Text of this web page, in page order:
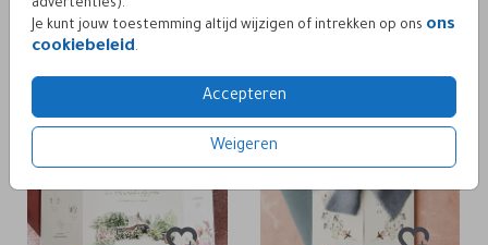
advertenties).
Je kunt jouw toestemming altijd wijzigen of intrekken op ons ons
cookiebeleid.
Accepteren
Weigeren
KASTEEL VAN RHOON MET PAPERCLIP